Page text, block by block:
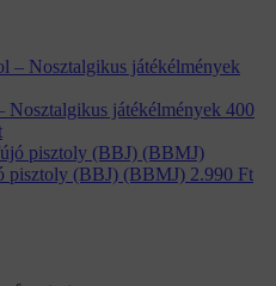
játékélmények 400
pisztoly (BBJ) (BBMJ) 2.990 Ft